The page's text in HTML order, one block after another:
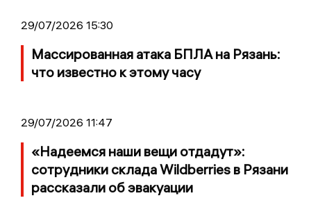
29/07/2026 15:30
Массированная атака БПЛА на Рязань:
что известно к этому часу
29/07/2026 11:47
«Надеемся наши вещи отдадут»:
сотрудники склада Wildberries в Рязани
рассказали об эвакуации